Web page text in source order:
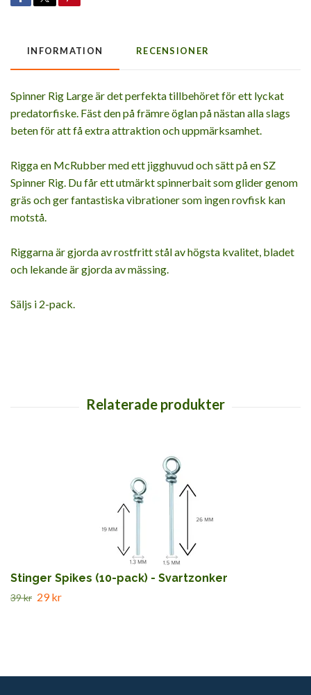
INFORMATION RECENSIONER
Spinner Rig Large är det perfekta tillbehöret för ett lyckat
predatorfiske. Fäst den på främre öglan på nästan alla slags
beten för att få extra attraktion och uppmärksamhet.
Rigga en McRubber med ett jigghuvud och sätt på en SZ
Spinner Rig. Du får ett utmärkt spinnerbait som glider genom
gräs och ger fantastiska vibrationer som ingen rovfisk kan
motstå.
Riggarna är gjorda av rostfritt stål av högsta kvalitet, bladet
och lekande är gjorda av mässing.
Säljs i 2-pack.
Stinger Spikes (10-pack) - Svartzonker
39 kr 29 kr